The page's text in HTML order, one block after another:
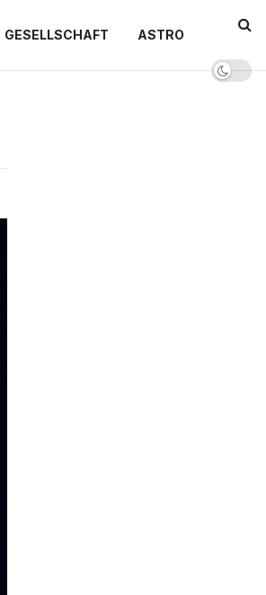
GESELLSCHAFT ASTRO